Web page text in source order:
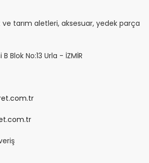
tarım aletleri, aksesuar, yedek parça
Blok No:13 Urla - İZMİR